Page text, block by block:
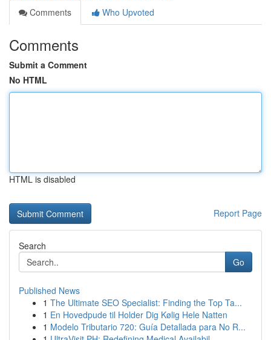
Comments
Who Upvoted
Comments
Submit a Comment
No HTML
HTML is disabled
Report Page
Search
Go
Published News
1 The Ultimate SEO Specialist: Finding the Top Ta...
1 En Hovedpude til Holder Dig Kølig Hele Natten
1 Modelo Tributario 720: Guía Detallada para No R...